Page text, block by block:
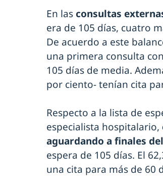
En las consultas
era de 105 días, cuatro
De acuerdo a este
una primera consulta
105 días de media.
por ciento- tenían cita
Respecto a la lista de
especialista hospitalario,
aguardando a finales
espera de 105 días. El
una cita para más de 60